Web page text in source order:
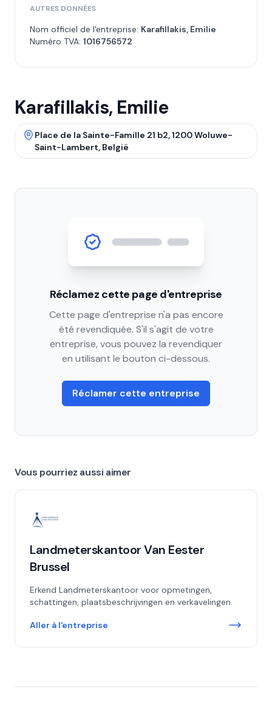
AUTRES DONNÉES
Nom officiel de l'entreprise: Karafillakis, Emilie
Numéro TVA: 1016756572
Karafillakis, Emilie
Place de la Sainte-Famille 21 b2, 1200 Woluwe-
Saint-Lambert, België
Réclamez cette page d'entreprise
Cette page d'entreprise n'a pas encore
été revendiquée. S'il s'agit de votre
entreprise, vous pouvez la revendiquer
en utilisant le bouton ci-dessous.
Réclamer cette entreprise
Vous pourriez aussi aimer
Landmeterskantoor Van Eester
Brussel
Erkend Landmeterskantoor voor opmetingen,
schattingen, plaatsbeschrijvingen en verkavelingen.
Aller à l'entreprise